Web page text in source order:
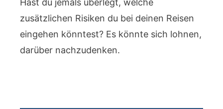
Hast du jemals überlegt, welche
zusätzlichen Risiken du bei deinen Reisen
eingehen könntest? Es könnte sich lohnen,
darüber nachzudenken.